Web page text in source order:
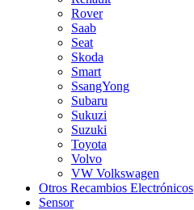
Rover
Saab
Seat
Skoda
Smart
SsangYong
Subaru
Sukuzi
Suzuki
Toyota
Volvo
VW Volkswagen
Otros Recambios Electrónicos
Sensor